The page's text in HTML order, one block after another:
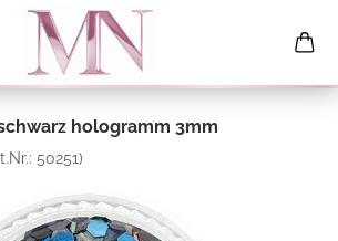
hologramm 3mm
50251)